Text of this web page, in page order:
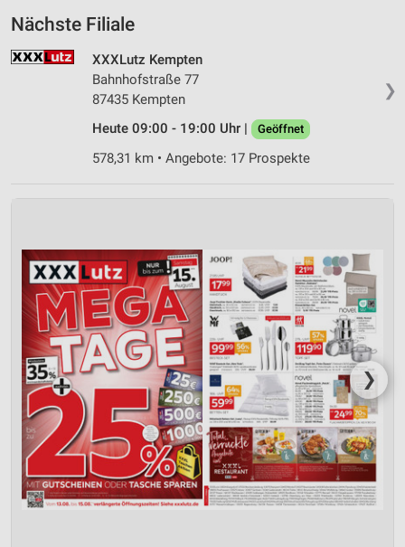
Nächste Filiale
❯
XXXLutz Kempten
Bahnhofstraße 77
87435 Kempten
Heute 09:00 - 19:00 Uhr |
Geöffnet
578,31 km • Angebote: 17 Prospekte
❯